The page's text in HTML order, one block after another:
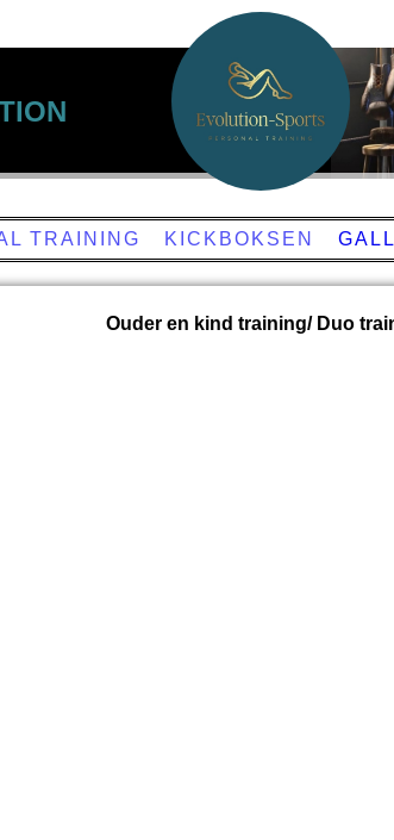
TRAINING KICKBOKSEN
Ouder en kind training/ Duo